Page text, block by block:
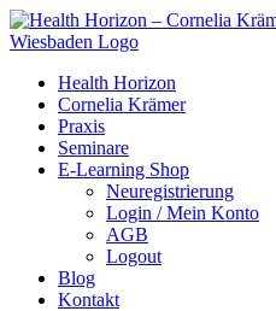
Zum
Inhalt
Facebook
LinkedIn
Instagram
Health Horizon
Cornelia Krämer
Praxis
Seminare
E-Learning Shop
Neuregistrierung
Login / Mein Konto
AGB
Logout
Blog
Kontakt